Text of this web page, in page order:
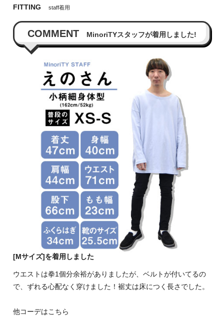
FITTING staff着用
COMMENT MinoriTYスタッフが着用しました!
[Mサイズ]を着用しました
ウエストは拳1個分余裕がありましたが、ベルトが付いてるの
で、ずれる心配なく穿けました！裾丈は床につく長さでした。
他コーデはこちら